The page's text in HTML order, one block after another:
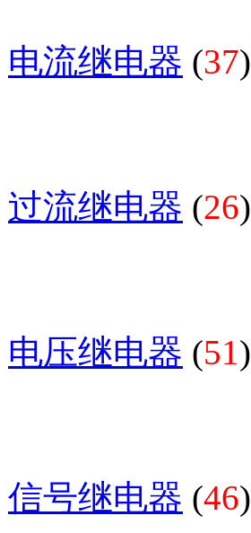
电流继电器 (37)
过流继电器 (26)
电压继电器 (51)
信号继电器 (46)